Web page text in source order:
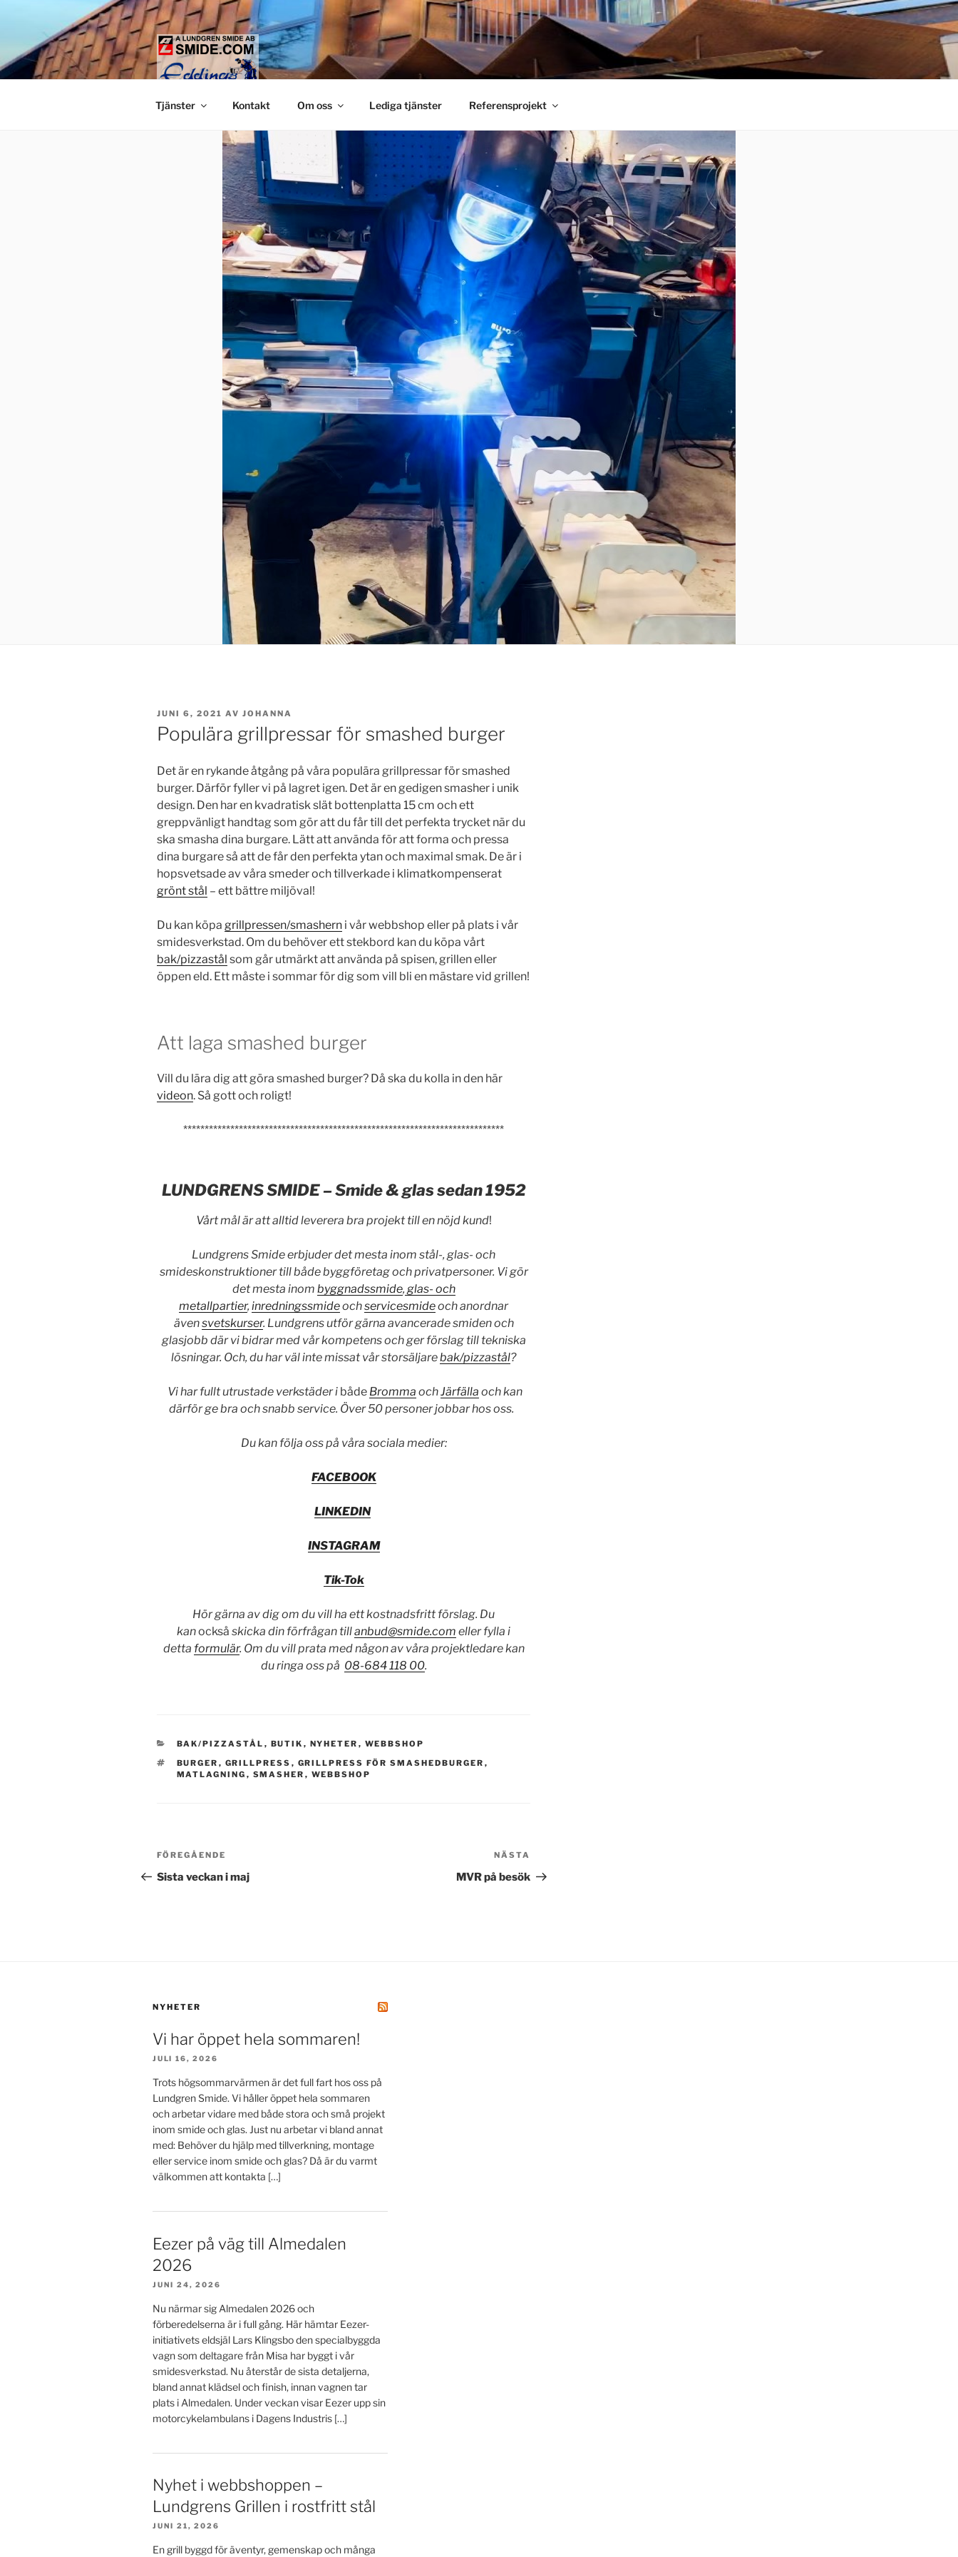
innehåll
LUNDGRENS SMIDE
Smide och glaspartier i Stockholm
Tjänster Kontakt Om oss Lediga tjänster Referensprojekt
PUBLICERAT
JUNI 6, 2021 AV JOHANNA
Populära grillpressar för smashed burger
Det är en rykande åtgång på våra populära grillpressar för smashed
burger. Därför fyller vi på lagret igen. Det är en gedigen smasher i unik
design. Den har en kvadratisk slät bottenplatta 15 cm och ett
greppvänligt handtag som gör att du får till det perfekta trycket när du
ska smasha dina burgare. Lätt att använda för att forma och pressa
dina burgare så att de får den perfekta ytan och maximal smak. De är i
hopsvetsade av våra smeder och tillverkade i klimatkompenserat
grönt stål – ett bättre miljöval!
Du kan köpa grillpressen/smashern i vår webbshop eller på plats i vår
smidesverkstad. Om du behöver ett stekbord kan du köpa vårt
bak/pizzastål som går utmärkt att använda på spisen, grillen eller
öppen eld. Ett måste i sommar för dig som vill bli en mästare vid grillen!
Att laga smashed burger
Vill du lära dig att göra smashed burger? Då ska du kolla in den här
videon. Så gott och roligt!
***************************************************************************
LUNDGRENS SMIDE – Smide & glas sedan 1952
Vårt mål är att alltid leverera bra projekt till en nöjd kund!
Lundgrens Smide erbjuder det mesta inom stål-, glas- och
smideskonstruktioner till både byggföretag och privatpersoner. Vi gör
det mesta inom byggnadssmide, glas- och
metallpartier,inredningssmideochservicesmideoch anordnar
ävensvetskurser. Lundgrens utför gärna avancerade smiden och
glasjobb där vi bidrar med vår kompetens och ger förslag till tekniska
lösningar. Och, du har väl inte missat vår storsäljarebak/pizzastål?
Vi har fullt utrustade verkstäder i både Bromma ochJärfälla och kan
därför ge bra och snabb service. Över 50 personer jobbar hos oss.
Du kan följa oss på våra sociala medier:
FACEBOOK
LINKEDIN
INSTAGRAM
Tik-Tok
Hör gärna av dig om du vill ha ett kostnadsfritt förslag. Du
kanocksåskicka din förfrågan tillanbud@smide.com eller fylla i
detta formulär. Om du vill prata med någon av våra projektledare kan
du ringa oss på 08-684 118 00.
KATEGORIER
BAK/PIZZASTÅL , BUTIK , NYHETER , WEBBSHOP
TAGGAR
BURGER , GRILLPRESS , GRILLPRESS FÖR SMASHEDBURGER ,
MATLAGNING , SMASHER , WEBBSHOP
Inläggsnavigering
Föregående
inlägg
FÖREGÅENDE
Sista veckan i maj
inlägg
NÄSTA
MVR på besök
NYHETER
Vi har öppet hela sommaren!
JULI 16, 2026
Trots högsommarvärmen är det full fart hos oss på
Lundgren Smide. Vi håller öppet hela sommaren
och arbetar vidare med både stora och små projekt
inom smide och glas. Just nu arbetar vi bland annat
med: Behöver du hjälp med tillverkning, montage
eller service inom smide och glas? Då är du varmt
välkommen att kontakta […]
Eezer på väg till Almedalen
2026
JUNI 24, 2026
Nu närmar sig Almedalen 2026 och
förberedelserna är i full gång. Här hämtar Eezer-
initiativets eldsjäl Lars Klingsbo den specialbyggda
vagn som deltagare från Misa har byggt i vår
smidesverkstad. Nu återstår de sista detaljerna,
bland annat klädsel och finish, innan vagnen tar
plats i Almedalen. Under veckan visar Eezer upp sin
motorcykelambulans i Dagens Industris […]
Nyhet i webbshoppen –
Lundgrens Grillen i rostfritt stål
JUNI 21, 2026
En grill byggd för äventyr, gemenskap och många